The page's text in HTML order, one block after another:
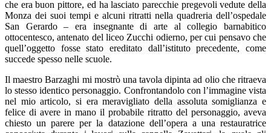
che era buon pittore, ed ha lasciato parecchie pregevoli vedute della
Monza dei suoi tempi e alcuni ritratti nella quadreria dell’ospedale
San Gerardo – era insegnante di arte al collegio barnabitico
ottocentesco, antenato del liceo Zucchi odierno, per cui pensavo che
quell’oggetto fosse stato ereditato dall’istituto precedente, come
succede spesso nelle scuole.
Il maestro Barzaghi mi mostrò una tavola dipinta ad olio che ritraeva
lo stesso identico personaggio. Confrontandolo con l’immagine vista
nel mio articolo, si era meravigliato della assoluta somiglianza e
felice di avere in mano il probabile ritratto del personaggio, aveva
chiesto un parere per la datazione dell’opera a una restauratrice